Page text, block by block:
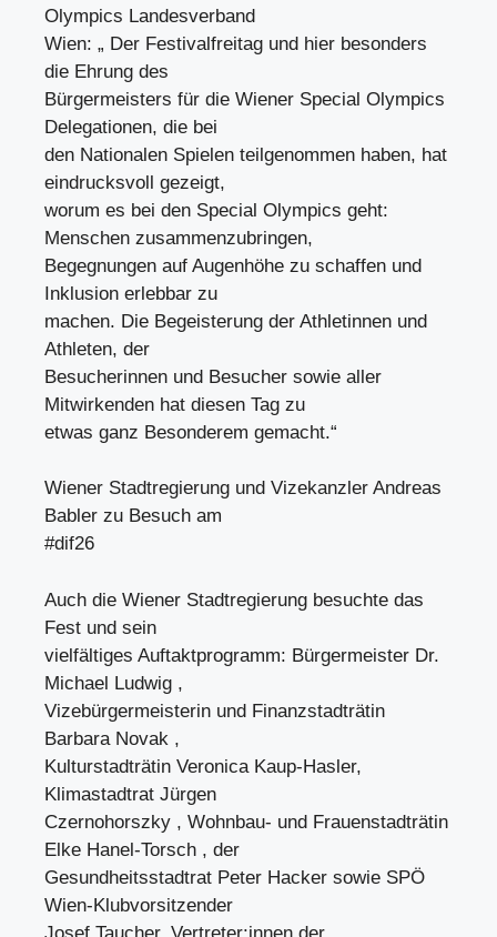
Olympics Landesverband
Wien: „ Der Festivalfreitag und hier besonders
die Ehrung des
Bürgermeisters für die Wiener Special Olympics
Delegationen, die bei
den Nationalen Spielen teilgenommen haben, hat
eindrucksvoll gezeigt,
worum es bei den Special Olympics geht:
Menschen zusammenzubringen,
Begegnungen auf Augenhöhe zu schaffen und
Inklusion erlebbar zu
machen. Die Begeisterung der Athletinnen und
Athleten, der
Besucherinnen und Besucher sowie aller
Mitwirkenden hat diesen Tag zu
etwas ganz Besonderem gemacht.“
Wiener Stadtregierung und Vizekanzler Andreas
Babler zu Besuch am
#dif26
Auch die Wiener Stadtregierung besuchte das
Fest und sein
vielfältiges Auftaktprogramm: Bürgermeister Dr.
Michael Ludwig ,
Vizebürgermeisterin und Finanzstadträtin
Barbara Novak ,
Kulturstadträtin Veronica Kaup-Hasler,
Klimastadtrat Jürgen
Czernohorszky , Wohnbau- und Frauenstadträtin
Elke Hanel-Torsch , der
Gesundheitsstadtrat Peter Hacker sowie SPÖ
Wien-Klubvorsitzender
Josef Taucher. Vertreter:innen der